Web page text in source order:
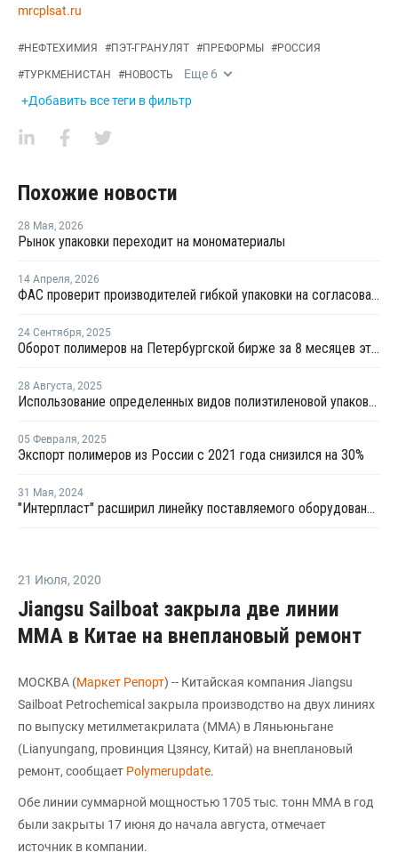
mrcplsat.ru
#НЕФТЕХИМИЯ #ПЭТ-ГРАНУЛЯТ #ПРЕФОРМЫ #РОССИЯ
#ТУРКМЕНИСТАН #НОВОСТЬ Еще 6
+Добавить все теги в фильтр
Похожие новости
28 Мая, 2026
Рынок упаковки переходит на мономатериалы
14 Апреля, 2026
ФАС проверит производителей гибкой упаковки на согласованное повышение цен
24 Сентября, 2025
Оборот полимеров на Петербургской бирже за 8 месяцев этого года вырос почти в 6 раз
28 Августа, 2025
Использование определенных видов полиэтиленовой упаковки запретят в Хабаровском крае
05 Февраля, 2025
Экспорт полимеров из России с 2021 года снизился на 30%
31 Мая, 2024
"Интерпласт" расширил линейку поставляемого оборудования экструзионными линиями
21 Июля, 2020
Jiangsu Sailboat закрыла две линии
ММА в Китае на внеплановый ремонт
МОСКВА (Маркет Репорт) -- Китайская компания Jiangsu
Sailboat Petrochemical закрыла производство на двух линиях
по выпуску метилметакрилата (ММА) в Ляньюньгане
(Lianyungang, провинция Цзянсу, Китай) на внеплановый
ремонт, сообщает Polymerupdate.
Обе линии суммарной мощностью 1705 тыс. тонн ММА в год
были закрыты 17 июня до начала августа, отмечает
источник в компании.